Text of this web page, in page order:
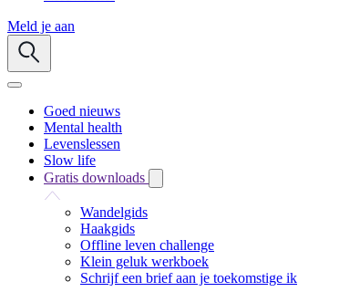
Meld je aan
Goed nieuws
Mental health
Levenslessen
Slow life
Gratis downloads
Wandelgids
Haakgids
Offline leven challenge
Klein geluk werkboek
Schrijf een brief aan je toekomstige ik